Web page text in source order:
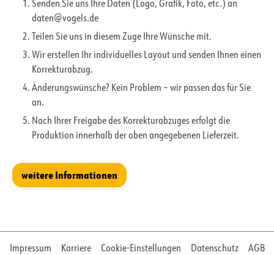
Senden Sie uns Ihre Daten (Logo, Grafik, Foto, etc.) an
daten@vogels.de
Teilen Sie uns in diesem Zuge Ihre Wünsche mit.
Wir erstellen Ihr individuelles Layout und senden Ihnen einen
Korrekturabzug.
Änderungswünsche? Kein Problem – wir passen das für Sie
an.
Nach Ihrer Freigabe des Korrekturabzuges erfolgt die
Produktion innerhalb der oben angegebenen Lieferzeit.
weitere Informationen
Impressum Karriere Cookie-Einstellungen Datenschutz AGB